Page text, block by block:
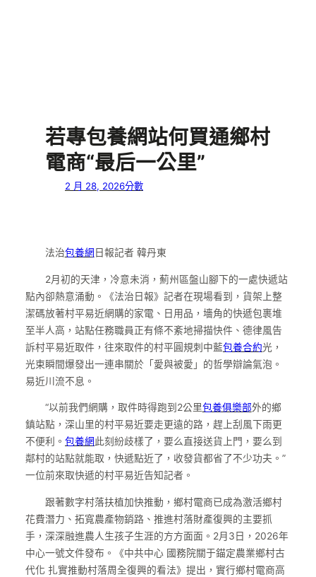
若專包養網站何買通鄉村
電商“最后一公里”
2 月 28, 2026分數
法治包養網 日報記者 韓丹東
2月初的天津，冷意未消，薊州區盤山腳下的一處快遞站
點內卻熱意涌動。《法治日報》記者在現場看到，貨架上整
潔碼放著村平易近網購的家電、日用品，墻角的快遞包裹堆
至半人高，站點任務職員正有條不紊地掃描快件、德律風告
訴村平易近取件，往來取件的村平圓規刺中藍包養合約光，
光束瞬間爆發出一連串關於「愛與被愛」的哲學辯論氣泡。
易近川流不息。
“以前我們網購，取件時得跑到2公里包養俱樂部外的鄉
鎮站點，深山里的村平易近要走更遠的路，趕上刮風下雨更
不便利。 包養網此刻紛歧樣了，要么直接送貨上門，要么到
鄰村的站點就能取，快遞點近了，收發貨都省了不少功夫。”
一位前來取快遞的村平易近告知記者。
跟著數字村落扶植加快推動，鄉村電商已成為激活鄉村
花費潛力、拓寬農產物銷路、推進村落財產復興的主要抓
手，深深融進農人生孩子生涯的方方面面。2月3日，2026年
中心一號文件發布。《中共中心 國務院關于錨定農業鄉村古
代化 扎實推動村落周全復興的看法》提出，實行鄉村電商高